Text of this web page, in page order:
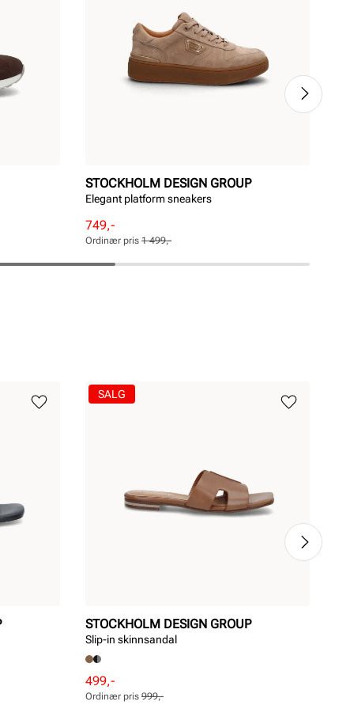
STOCKHOLM DESIGN GROUP
Elegant platform sneakers
Rabattert
pris
Pris
749,-
Ordinær
pris
Pris
Ordinær pris 1 499,-
STOCKHOLM DESIGN GROUP
Slip-in skinnsandal
Rabattert
pris
499,-
Ordinær
pris
Ordinær pris 999,-
SALG